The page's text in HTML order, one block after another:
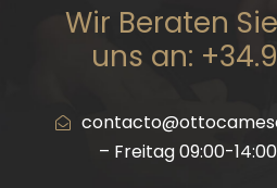
Wir Beraten
uns an:
– Freitag 09:00-